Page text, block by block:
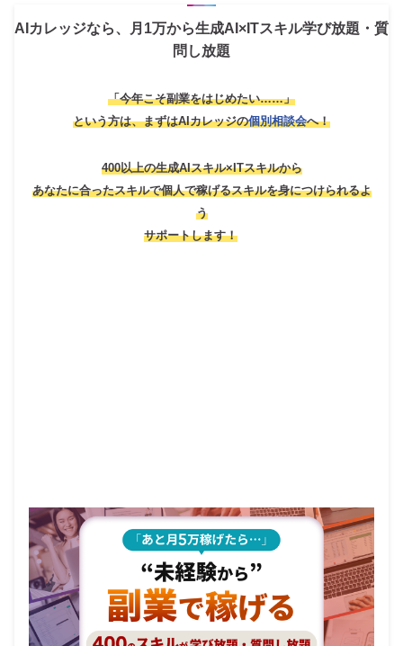
AIカレッジなら、月1万から生成AI×ITスキル学び放題・質
問し放題
「今年こそ副業をはじめたい……」
という方は、まずはAIカレッジの個別相談会へ！
400以上の生成AIスキル×ITスキルから
あなたに合ったスキルで個人で稼げるスキルを身につけられるよ
う
サポートします！